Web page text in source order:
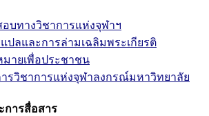
บทางวิชาการแห่งจุฬาฯ
ปลและการล่ามเฉลิมพระเกียรติ
ายเพื่อประชาชน
รวิชาการแห่งจุฬาลงกรณ์มหาวิทยาลัย
การสื่อสาร